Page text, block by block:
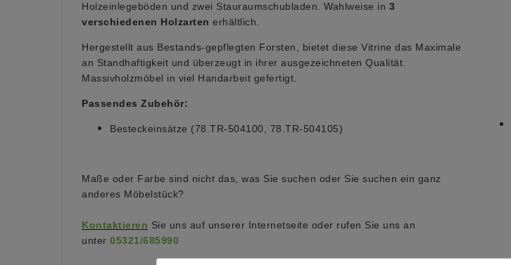
Holzeinlegeböden und zwei Stauraumschubladen. Wahlweise in 3
verschiedenen Holzarten erhältlich.
Hergestellt aus Bestands-gepflegten Forsten, bietet diese Vitrine das Maximale
an Standhaftigkeit und überzeugt in ihrer ausgezeichneten Qualität.
Massivholzmöbel in viel Handarbeit gefertigt.
Passendes Zubehör:
Besteckeinsätze (78.TR-504100, 78.TR-504105)
Maße oder Farbe sind nicht das, was Sie suchen oder Sie suchen ein ganz
anderes Möbelstück?
Kontaktieren Sie uns auf unserer Internetseite oder rufen Sie uns an
unter 05321/685990